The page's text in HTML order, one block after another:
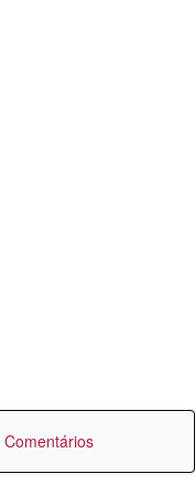
Comentários